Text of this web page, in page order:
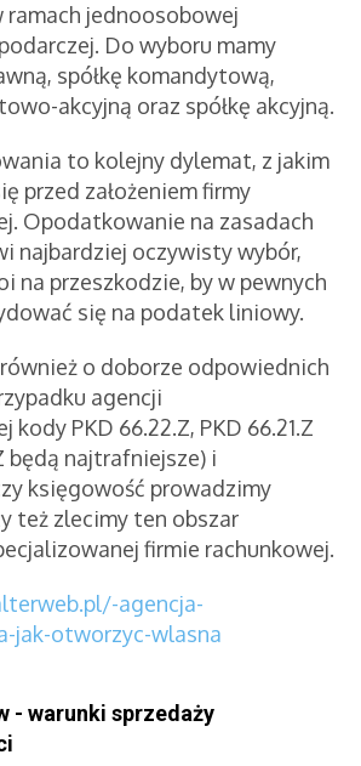
jednoosobowej
Do wyboru mamy
spółkę komandytową,
akcyjną oraz spółkę akcyjną.
to kolejny dylemat, z jakim
przed założeniem firmy
Opodatkowanie na zasadach
najbardziej oczywisty wybór,
na przeszkodzie, by w pewnych
się na podatek liniowy.
o doborze odpowiednich
agencji
kody PKD 66.22.Z, PKD 66.21.Z
będą najtrafniejsze) i
księgowość prowadzimy
też zlecimy ten obszar
firmie rachunkowej.
agencja-
jak-otworzyc-wlasna
- warunki sprzedaży